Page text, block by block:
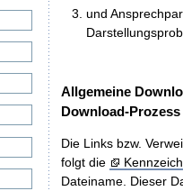
und
Allgemeine
Download-Prozess
Die Links bzw.
folgt die
Dateiname. Dieser